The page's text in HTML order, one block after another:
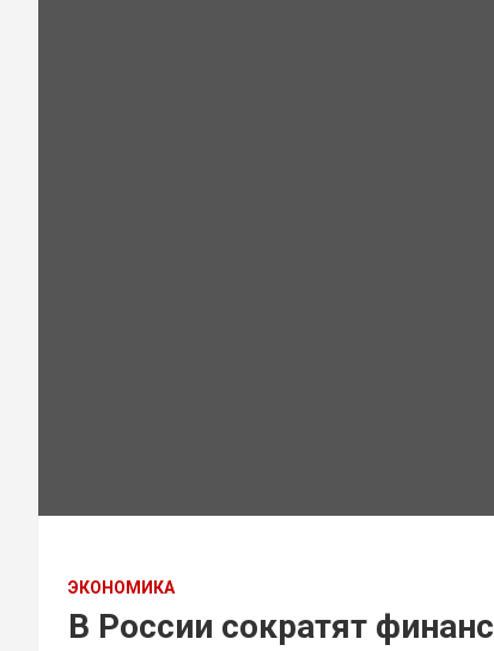
ЭКОНОМИКА
В России сократят